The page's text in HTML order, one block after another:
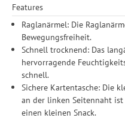
Durchführung von
Produktempfehlungen
Informationen zu den
und der Speicherdauer
Einwilligung ist freiwillig, für
erforderlich und gilt, bis sie
Einwilligung unter
Drittanbieter erteilen und
Features
Raglanärmel: Die
Bewegungsfreiheit.
Schnell trocknend: Das
hervorragende
schnell.
Sichere Kartentasche: Die
an der linken Seitennaht
einen kleinen Snack.